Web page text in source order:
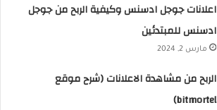
اعلانات جوجل ادسنس وكيفية الربح من جوجل
ادسنس للمبتدئين
مارس 2, 2024
الربح من مشاهدة الاعلانات (شرح موقع
bitmortel)